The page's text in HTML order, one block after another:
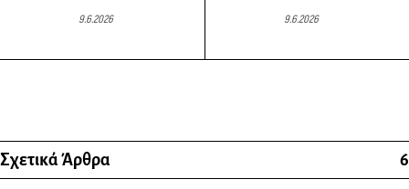
9.6.2026 9.6.2026
Σχετικά Άρθρα 6